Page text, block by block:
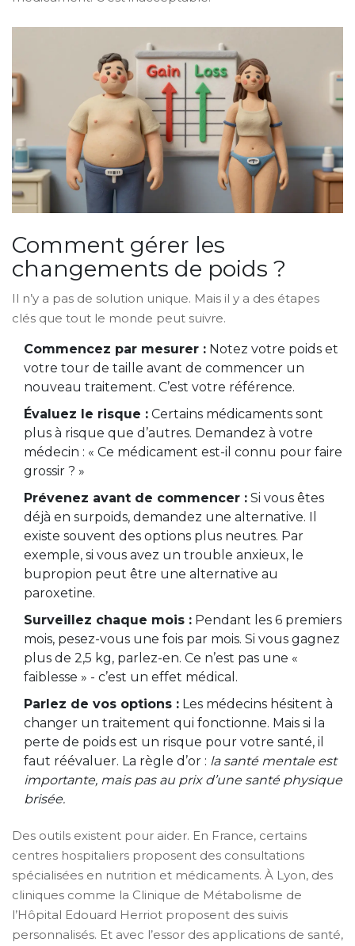
Comment gérer les
changements de poids ?
Il n’y a pas de solution unique. Mais il y a des étapes
clés que tout le monde peut suivre.
Commencez par mesurer : Notez votre poids et
votre tour de taille avant de commencer un
nouveau traitement. C’est votre référence.
Évaluez le risque : Certains médicaments sont
plus à risque que d’autres. Demandez à votre
médecin : « Ce médicament est-il connu pour faire
grossir ? »
Prévenez avant de commencer : Si vous êtes
déjà en surpoids, demandez une alternative. Il
existe souvent des options plus neutres. Par
exemple, si vous avez un trouble anxieux, le
bupropion peut être une alternative au
paroxetine.
Surveillez chaque mois : Pendant les 6 premiers
mois, pesez-vous une fois par mois. Si vous gagnez
plus de 2,5 kg, parlez-en. Ce n’est pas une «
faiblesse » - c’est un effet médical.
Parlez de vos options : Les médecins hésitent à
changer un traitement qui fonctionne. Mais si la
perte de poids est un risque pour votre santé, il
faut réévaluer. La règle d’or : la santé mentale est
importante, mais pas au prix d’une santé physique
brisée.
Des outils existent pour aider. En France, certains
centres hospitaliers proposent des consultations
spécialisées en nutrition et médicaments. À Lyon, des
cliniques comme la Clinique de Métabolisme de
l’Hôpital Edouard Herriot proposent des suivis
personnalisés. Et avec l’essor des applications de santé,